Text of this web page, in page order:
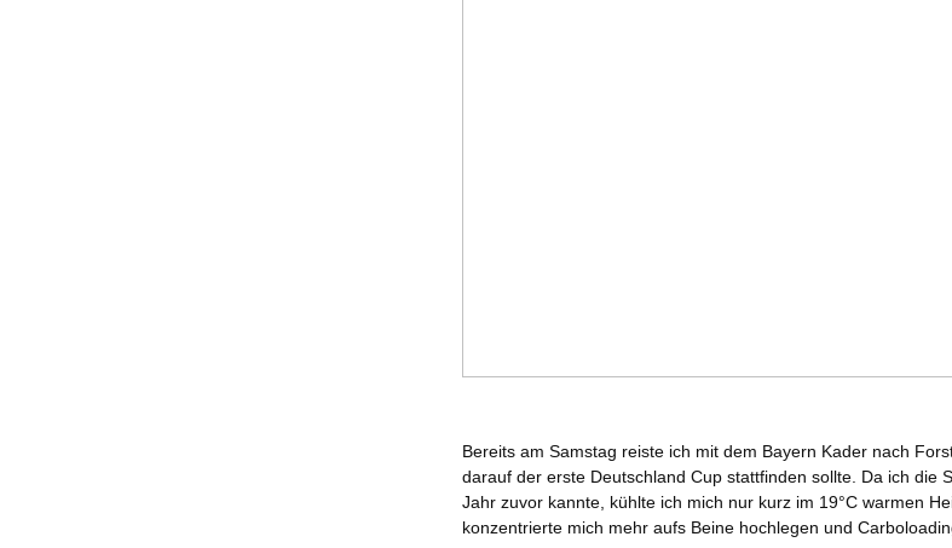
Bereits am Samstag reiste ich mit dem Bayern Kader nach
darauf der erste Deutschland Cup stattfinden sollte. Da ich die
Jahr zuvor kannte, kühlte ich mich nur kurz im 19°C warmen
konzentrierte mich mehr aufs Beine hochlegen und